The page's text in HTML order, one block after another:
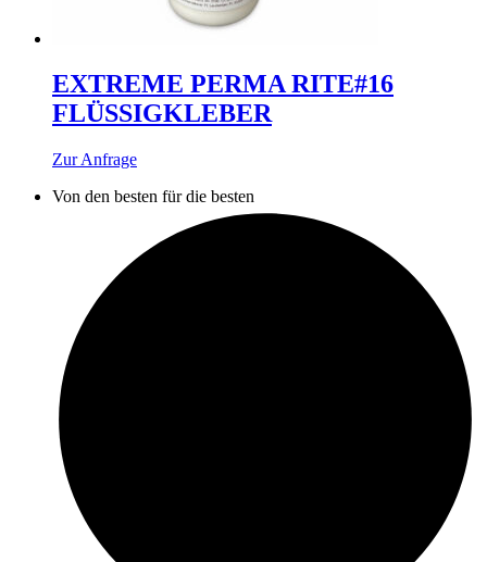
EXTREME PERMA RITE#16
FLÜSSIGKLEBER
Zur AnfrageDieses
weist
Varianten
auf.
Von den besten für die besten